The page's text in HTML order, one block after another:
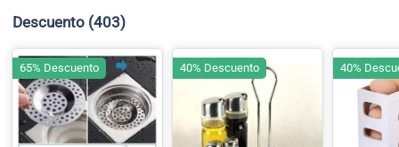
Descuento (403)
65% Descuento 40% Descuento 40%